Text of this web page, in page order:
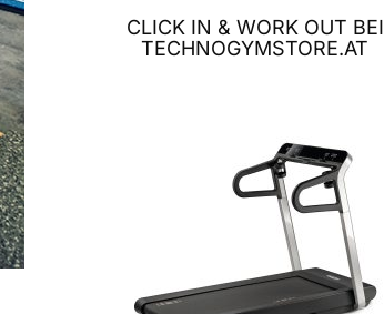
CLICK IN & WORK OUT BEI
TECHNOGYMSTORE.AT